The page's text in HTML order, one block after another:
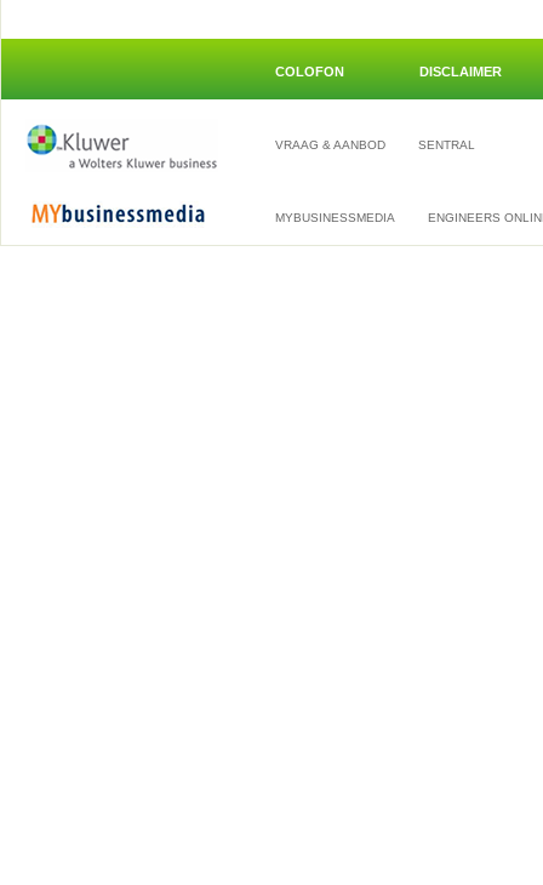
COLOFON DISCLAIMER
VRAAG & AANBOD SENTRAL
MYBUSINESSMEDIA ENGINEERS